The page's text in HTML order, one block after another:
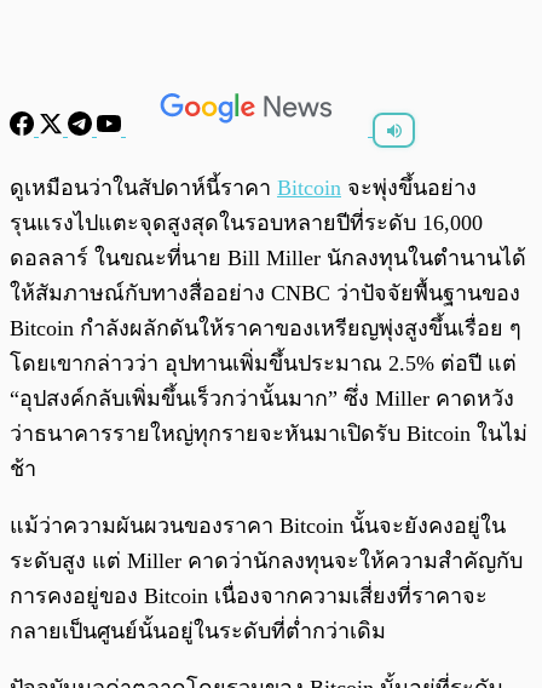
พร้อมเล่น 0:00 /
ดูเหมือนว่าในสัปดาห์นี้ราคา Bitcoin จะพุ่งขึ้นอย่าง
รุนแรงไปแตะจุดสูงสุดในรอบหลายปีที่ระดับ 16,000
ดอลลาร์ ในขณะที่นาย Bill Miller นักลงทุนในตำนานได้
ให้สัมภาษณ์กับทางสื่ออย่าง CNBC ว่าปัจจัยพื้นฐานของ
Bitcoin กำลังผลักดันให้ราคาของเหรียญพุ่งสูงขึ้นเรื่อย ๆ
โดยเขากล่าวว่า อุปทานเพิ่มขึ้นประมาณ 2.5% ต่อปี แต่
“อุปสงค์กลับเพิ่มขึ้นเร็วกว่านั้นมาก” ซึ่ง Miller คาดหวัง
ว่าธนาคารรายใหญ่ทุกรายจะหันมาเปิดรับ Bitcoin ในไม่
ช้า
แม้ว่าความผันผวนของราคา Bitcoin นั้นจะยังคงอยู่ใน
ระดับสูง แต่ Miller คาดว่านักลงทุนจะให้ความสำคัญกับ
การคงอยู่ของ Bitcoin เนื่องจากความเสี่ยงที่ราคาจะ
กลายเป็นศูนย์นั้นอยู่ในระดับที่ต่ำกว่าเดิม